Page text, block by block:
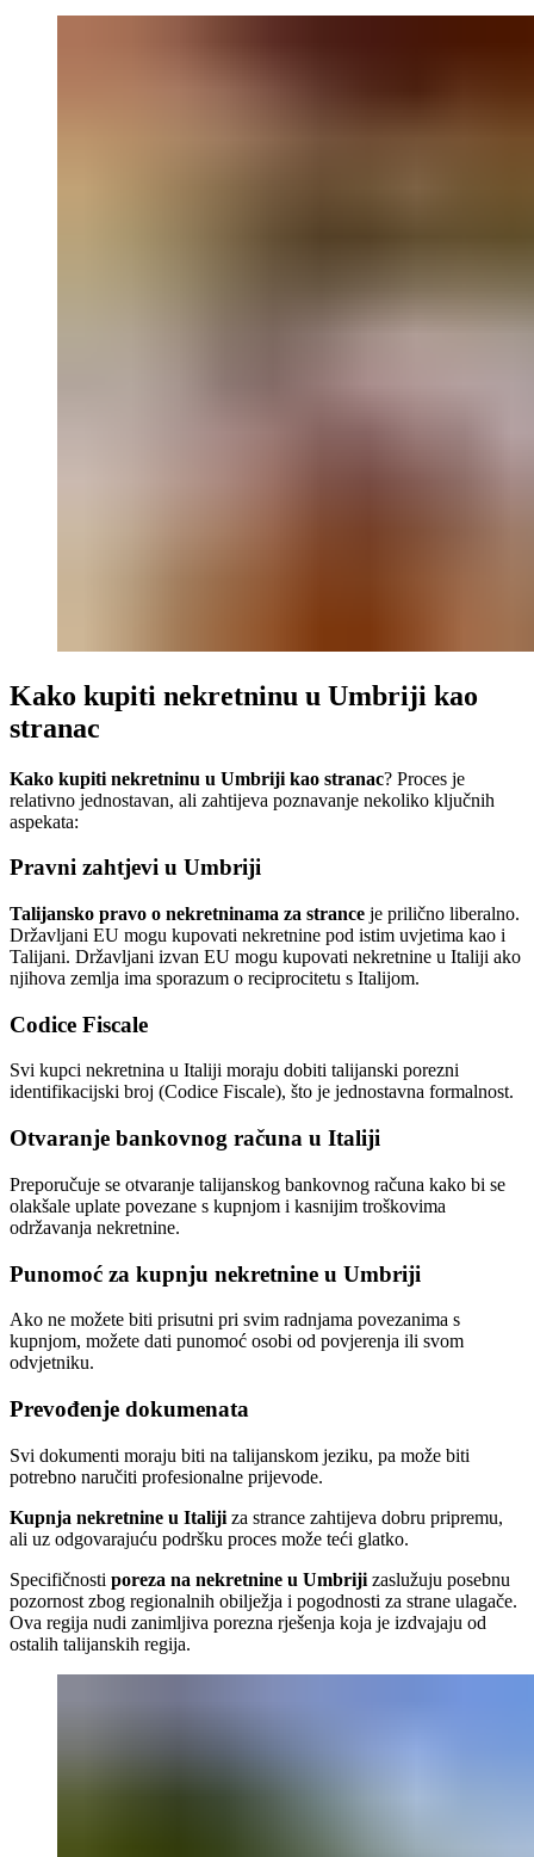
Kako kupiti nekretninu u Umbriji kao
stranac
Kako kupiti nekretninu u Umbriji kao stranac? Proces je
relativno jednostavan, ali zahtijeva poznavanje nekoliko ključnih
aspekata:
Pravni zahtjevi u Umbriji
Talijansko pravo o nekretninama za strance je prilično liberalno.
Državljani EU mogu kupovati nekretnine pod istim uvjetima kao i
Talijani. Državljani izvan EU mogu kupovati nekretnine u Italiji ako
njihova zemlja ima sporazum o reciprocitetu s Italijom.
Codice Fiscale
Svi kupci nekretnina u Italiji moraju dobiti talijanski porezni
identifikacijski broj (Codice Fiscale), što je jednostavna formalnost.
Otvaranje bankovnog računa u Italiji
Preporučuje se otvaranje talijanskog bankovnog računa kako bi se
olakšale uplate povezane s kupnjom i kasnijim troškovima
održavanja nekretnine.
Punomoć za kupnju nekretnine u Umbriji
Ako ne možete biti prisutni pri svim radnjama povezanima s
kupnjom, možete dati punomoć osobi od povjerenja ili svom
odvjetniku.
Prevođenje dokumenata
Svi dokumenti moraju biti na talijanskom jeziku, pa može biti
potrebno naručiti profesionalne prijevode.
Kupnja nekretnine u Italiji za strance zahtijeva dobru pripremu,
ali uz odgovarajuću podršku proces može teći glatko.
Specifičnosti poreza na nekretnine u Umbriji zaslužuju posebnu
pozornost zbog regionalnih obilježja i pogodnosti za strane ulagače.
Ova regija nudi zanimljiva porezna rješenja koja je izdvajaju od
ostalih talijanskih regija.